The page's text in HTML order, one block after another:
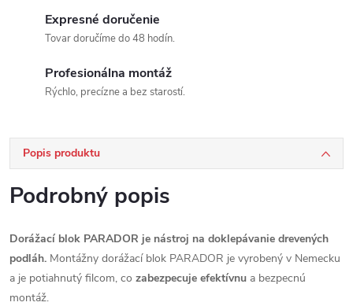
Expresné doručenie
Tovar doručíme do 48 hodín.
Profesionálna montáž
Rýchlo, precízne a bez starostí.
Popis produktu
Podrobný popis
Dorážací blok PARADOR je nástroj na doklepávanie drevených
podláh. Montážny dorážací blok PARADOR je vyrobený v Nemecku
a je potiahnutý filcom, co zabezpecuje efektívnu a bezpecnú
montáž.